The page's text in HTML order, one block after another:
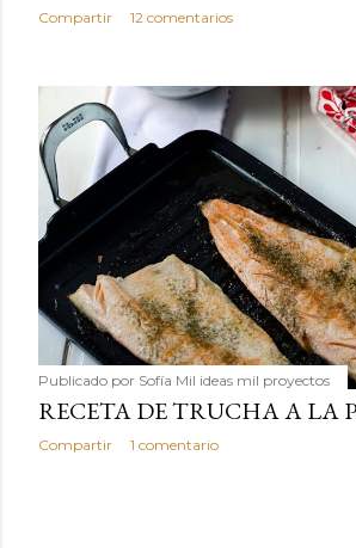
Compartir 12 comentarios
Publicado por Sofía Mil ideas mil proyectos
RECETA DE TRUCHA A LA
Compartir 1 comentario